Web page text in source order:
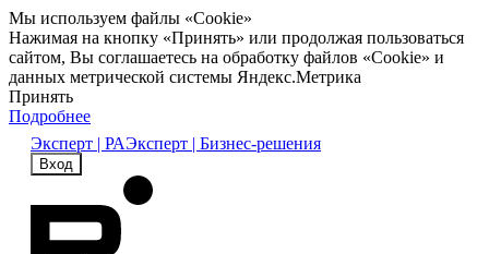
Мы используем файлы «Cookie»
Нажимая на кнопку «Принять» или продолжая пользоваться
сайтом, Вы соглашаетесь на обработку файлов «Cookie» и
данных метрической системы Яндекс.Метрика
Принять
Подробнее
Эксперт | РАЭксперт | Бизнес-решения
Вход